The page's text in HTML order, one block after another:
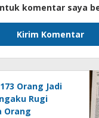
komentar saya
Orang Jadi
Rugi
Orang